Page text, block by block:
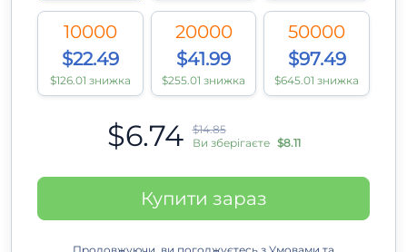
10000
$22.49
$126.01 знижка
20000
$41.99
$255.01 знижка
50000
$97.49
$645.01 знижка
$6.74
$14.85
Ви зберігаєте $8.11
Купити зараз